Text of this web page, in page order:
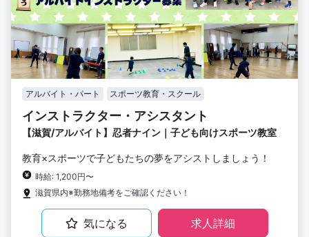
アルバイト・パート スポーツ教育・スクール
インストラクター・アシスタント
【滋賀/アルバイト】忍者ナイン｜子ども向けスポーツ教室
教育×スポーツで子どもたちの夢をアシストしましょう！
時給: 1,200円〜
滋賀県内※勤務地備考をご確認ください！
気になる 求人詳細